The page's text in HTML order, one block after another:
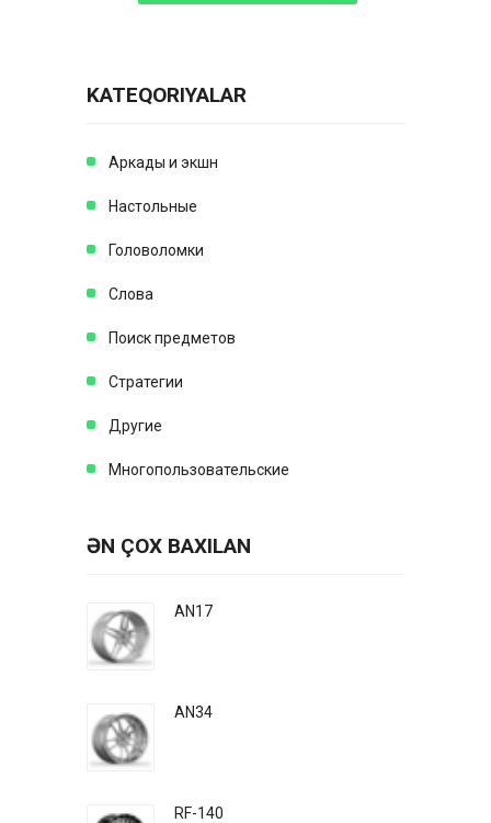
KATEQORIYALAR
Аркады и экшн
Настольные
Головоломки
Слова
Поиск предметов
Стратегии
Другие
Многопользовательские
ƏN ÇOX BAXILAN
AN17
AN34
RF-140